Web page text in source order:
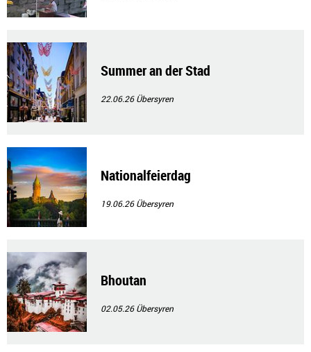
Summer an der Stad
22.06.26Übersyren
Nationalfeierdag
19.06.26Übersyren
Bhoutan
02.05.26Übersyren